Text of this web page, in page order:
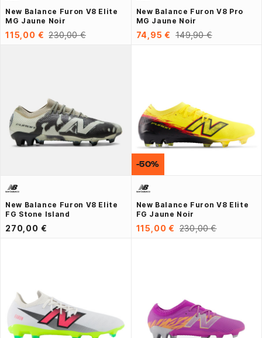
New Balance Furon V8 Elite
MG Jaune Noir
115,00 € 230,00 €
New Balance Furon V8 Pro
MG Jaune Noir
74,95 € 149,90 €
New Balance Furon V8 Elite
FG Stone Island
270,00 €
New Balance Furon V8 Elite
FG Jaune Noir
115,00 € 230,00 €
-50%